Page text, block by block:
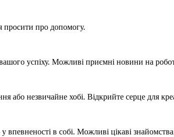
просити про допомогу.
успіху. Можливі приємні новини на
або незвичайне хобі. Відкрийте серце для
впевненості в собі. Можливі цікаві